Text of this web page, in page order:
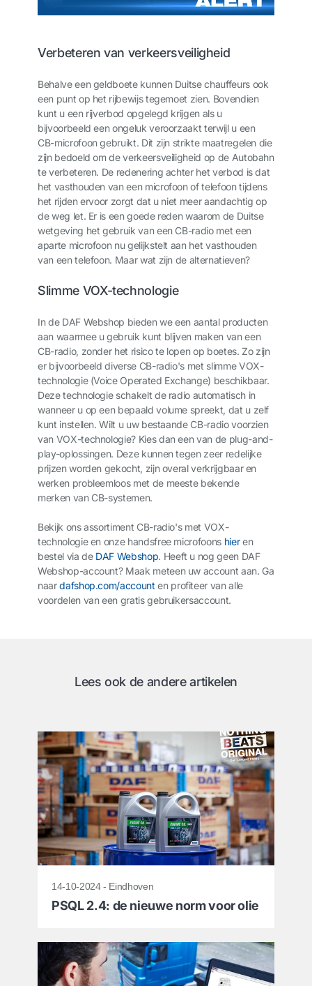
Verbeteren van verkeersveiligheid
Behalve een geldboete kunnen Duitse chauffeurs ook
een punt op het rijbewijs tegemoet zien. Bovendien
kunt u een rijverbod opgelegd krijgen als u
bijvoorbeeld een ongeluk veroorzaakt terwijl u een
CB-microfoon gebruikt. Dit zijn strikte maatregelen die
zijn bedoeld om de verkeersveiligheid op de Autobahn
te verbeteren. De redenering achter het verbod is dat
het vasthouden van een microfoon of telefoon tijdens
het rijden ervoor zorgt dat u niet meer aandachtig op
de weg let. Er is een goede reden waarom de Duitse
wetgeving het gebruik van een CB-radio met een
aparte microfoon nu gelijkstelt aan het vasthouden
van een telefoon. Maar wat zijn de alternatieven?
Slimme VOX-technologie
In de DAF Webshop bieden we een aantal producten
aan waarmee u gebruik kunt blijven maken van een
CB-radio, zonder het risico te lopen op boetes. Zo zijn
er bijvoorbeeld diverse CB-radio's met slimme VOX-
technologie (Voice Operated Exchange) beschikbaar.
Deze technologie schakelt de radio automatisch in
wanneer u op een bepaald volume spreekt, dat u zelf
kunt instellen. Wilt u uw bestaande CB-radio voorzien
van VOX-technologie? Kies dan een van de plug-and-
play-oplossingen. Deze kunnen tegen zeer redelijke
prijzen worden gekocht, zijn overal verkrijgbaar en
werken probleemloos met de meeste bekende
merken van CB-systemen.
Bekijk ons assortiment CB-radio's met VOX-
technologie en onze handsfree microfoons hieren
bestel via de DAF Webshop. Heeft u nog geen DAF
Webshop-account? Maak meteen uw account aan. Ga
naardafshop.com/account en profiteer van alle
voordelen van een gratis gebruikersaccount.
Lees ook de andere artikelen
14-10-2024 - Eindhoven
PSQL 2.4: de nieuwe norm voor olie